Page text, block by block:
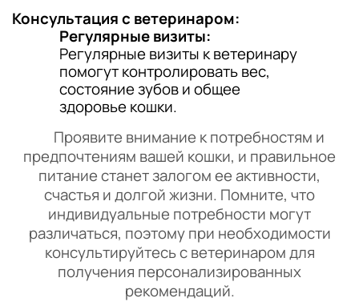
Консультация с ветеринаром:
Регулярные визиты:
Регулярные визиты к ветеринару
помогут контролировать вес,
состояние зубов и общее
здоровье кошки.
Проявите внимание к потребностям и
предпочтениям вашей кошки, и правильное
питание станет залогом ее активности,
счастья и долгой жизни. Помните, что
индивидуальные потребности могут
различаться, поэтому при необходимости
консультируйтесь с ветеринаром для
получения персонализированных
рекомендаций.